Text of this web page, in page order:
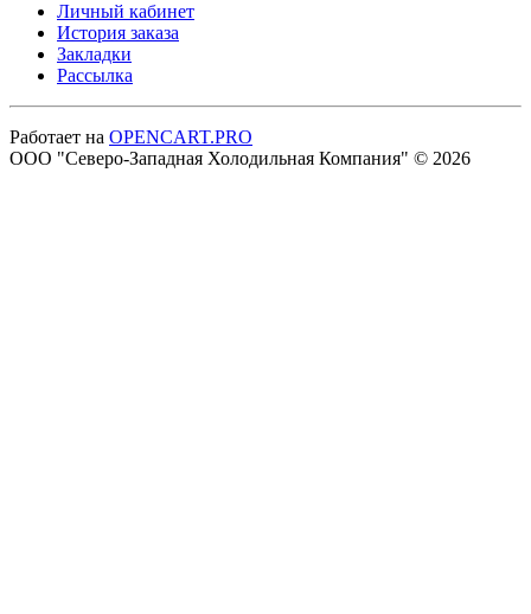
Личный кабинет
История заказа
Закладки
Рассылка
Работает на OPENCART.PRO
ООО "Северо-Западная Холодильная Компания" © 2026